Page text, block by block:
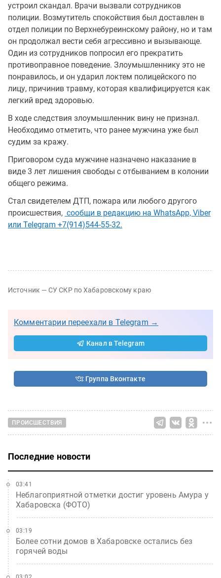
устроил скандал. Врачи вызвали сотрудников
полиции. Возмутитель спокойствия был доставлен в
отдел полиции по Верхнебуреинскому району, но и там
он продолжал вести себя агрессивно и вызывающе.
Один из сотрудников попросил его прекратить
противоправное поведение. Злоумышленнику это не
понравилось, и он ударил локтем полицейского по
лицу, причинив травму, которая квалифицируется как
легкий вред здоровью.
В ходе следствия злоумышленник вину не признал.
Необходимо отметить, что ранее мужчина уже был
судим за кражу.
Приговором суда мужчине назначено наказание в
виде 3 лет лишения свободы с отбыванием в колонии
общего режима.
Стал свидетелем ДТП, пожара или любого другого
происшествия, сообщи в редакцию на WhatsApp, Viber
или Telegram +7(914)544-55-32.
Источник — СУ СКР по Хабаровскому краю
Комментарии переехали в Telegram →
Канал в Telegram
Группа Вконтакте
ПРОИСШЕСТВИЯ
Последние новости
Неблагоприятной отметки достиг уровень Амура у
Хабаровска (ФОТО)
03:41
Более сотни домов в Хабаровске остались без
горячей воды
03:19